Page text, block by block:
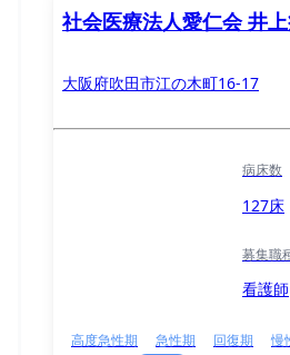
社会医療法人愛仁会 井
大阪府吹田市江の木町16-17
病床数
127床
募集職
看護師
高度急性期 急性期 回復期 慢